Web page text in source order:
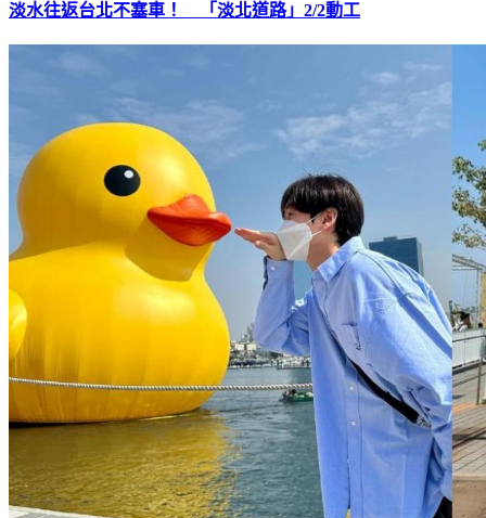
淡水往返台北不塞車！ 「淡北道路」2/2動工